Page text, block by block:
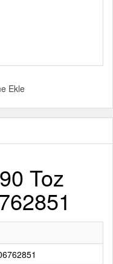
Ekle
Toz